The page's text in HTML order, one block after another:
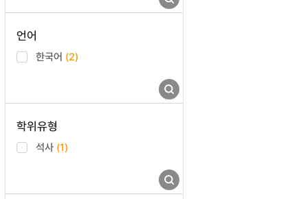
언어
한국어 (2)
학위유형
석사 (1)